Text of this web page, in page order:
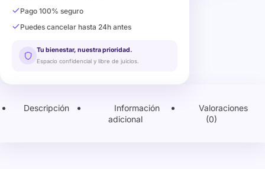
Pago 100% seguro
Puedes cancelar hasta 24h antes
Tu bienestar, nuestra prioridad.
Espacio confidencial y libre de juicios.
Descripción
Información
adicional
Valoraciones
(0)